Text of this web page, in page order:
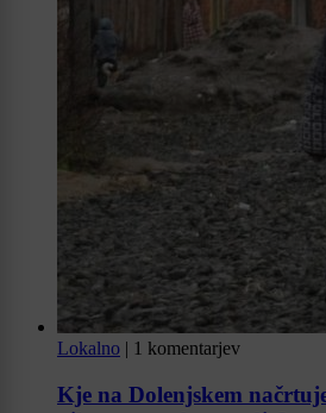
Lokalno | 1 komentarjev
Kje na Dolenjskem